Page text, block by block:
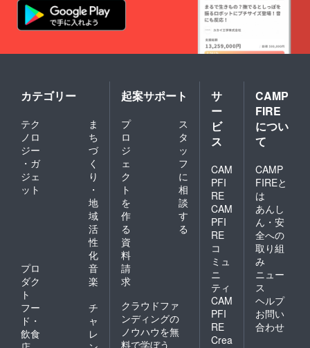
カテゴリー
テク
ノロ
ジー
・ガ
ジェ
ット
ま
ち
づ
く
り
・
地
域
活
性
化
プロ
ダク
ト
音
楽
フー
ド・
飲食
チ
ャ
レ
起案サポート
プ
ロ
ジ
ェ
ク
ト
を
作
る
ス
タ
ッ
フ
に
相
談
す
る
資
料
請
求
クラウドファ
ンディングの
ノウハウを無
料で学ぼう
サ
ー
ビ
ス
CAM
PFI
RE
CAM
PFI
RE
コ
ミュ
ニ
ティ
CAM
PFI
RE
Crea
CAMP
FIRE
につい
て
CAMP
FIREと
は
あんし
ん・安
全への
取り組
み
ニュー
ス
ヘルプ
お問い
合わせ